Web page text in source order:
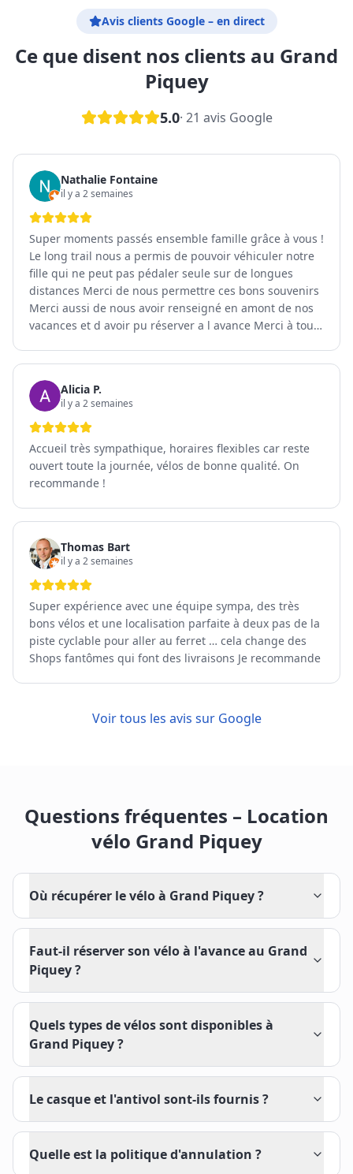
Avis clients Google – en direct
Ce que disent nos clients au Grand
Piquey
5.0· 21 avis Google
Nathalie Fontaine
il y a 2 semaines
Super moments passés ensemble famille grâce à vous !
Le long trail nous a permis de pouvoir véhiculer notre
fille qui ne peut pas pédaler seule sur de longues
distances Merci de nous permettre ces bons souvenirs
Merci aussi de nous avoir renseigné en amont de nos
vacances et d avoir pu réserver a l avance Merci à tous
Alicia P.
il y a 2 semaines
Accueil très sympathique, horaires flexibles car reste
ouvert toute la journée, vélos de bonne qualité. On
recommande !
Thomas Bart
il y a 2 semaines
Super expérience avec une équipe sympa, des très
bons vélos et une localisation parfaite à deux pas de la
piste cyclable pour aller au ferret … cela change des
Shops fantômes qui font des livraisons Je recommande
Voir tous les avis sur Google
Questions fréquentes – Location
vélo Grand Piquey
Où récupérer le vélo à Grand Piquey ?
Faut-il réserver son vélo à l'avance au Grand
Piquey ?
Quels types de vélos sont disponibles à
Grand Piquey ?
Le casque et l'antivol sont-ils fournis ?
Quelle est la politique d'annulation ?